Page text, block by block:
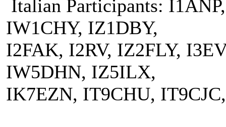
Italian Participants:
IW1CHY, IZ1DBY,
I2FAK, I2RV, IZ2FLY,
IW5DHN, IZ5ILX,
IK7EZN, IT9CHU,